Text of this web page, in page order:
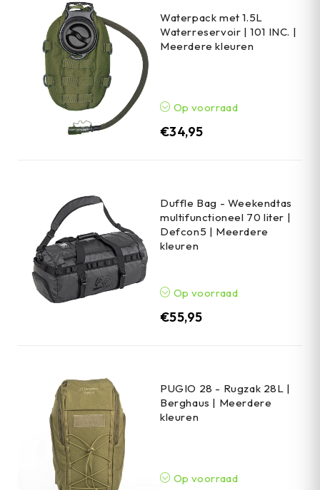
Waterpack met 1.5L
Waterreservoir | 101 INC. |
Meerdere kleuren
Op voorraad
€34,95
Duffle Bag - Weekendtas
multifunctioneel 70 liter |
Defcon5 | Meerdere
kleuren
Op voorraad
€55,95
PUGIO 28 - Rugzak 28L |
Berghaus | Meerdere
kleuren
Op voorraad